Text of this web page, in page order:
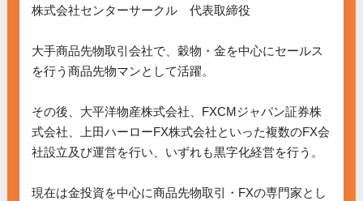
株式会社センターサークル　代表取締役
大手商品先物取引会社で、穀物・金を中心にセールス
を行う商品先物マンとして活躍。
その後、大平洋物産株式会社、FXCMジャパン証券株
式会社、上田ハーローFX株式会社といった複数のFX会
社設立及び運営を行い、いずれも黒字化経営を行う。
現在は金投資を中心に商品先物取引・FXの専門家とし